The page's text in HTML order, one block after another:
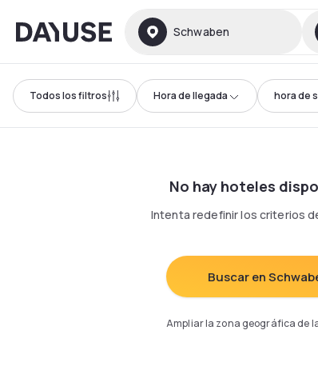
Dayuse Schwaben
Todos los filtros Hora de llegada hora de
No hay hoteles
Intenta redefinir los criterios
Buscar en
Ampliar la zona geográfica de